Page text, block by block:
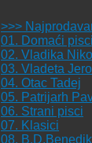
>>>
01. Domaći pisci
02. Vladika
03. Vladeta
04. Otac Tadej
05. Patrijarh
06. Strani pisci
07. Klasici
08.